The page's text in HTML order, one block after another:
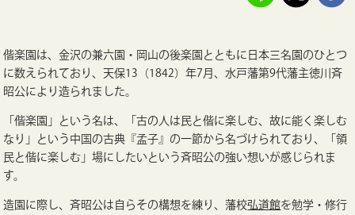
偕楽園は、金沢の兼六園・岡山の後楽園とともに日本三名園のひとつ
に数えられており、天保13（1842）年7月、水戸藩第9代藩主徳川斉
昭公により造られました。
「偕楽園」という名は、「古の人は民と偕に楽しむ、故に能く楽しむ
なり」という中国の古典『孟子』の一節から名づけられており、「領
民と偕に楽しむ」場にしたいという斉昭公の強い想いが感じられま
す。
造園に際し、斉昭公は自らその構想を練り、藩校弘道館を勉学・修行